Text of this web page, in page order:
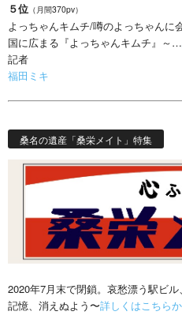
５位 （月間370pv）
よっちゃんキムチ/噂のよっちゃんに
国に広まる『よっちゃんキムチ』～…
記者
福田ミキ
桑名の遺産「桑栄メイト」特集
2020年7月末で閉鎖。哀愁漂う駅ビ
記憶、消えぬよう〜詳しくはこちらか